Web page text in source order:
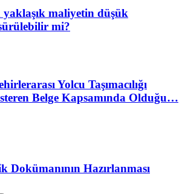
yaklaşık maliyetin düşük
mi?
Yolcu Taşımacılığı
Belge Kapsamında Olduğu…
Dokümanının Hazırlanması